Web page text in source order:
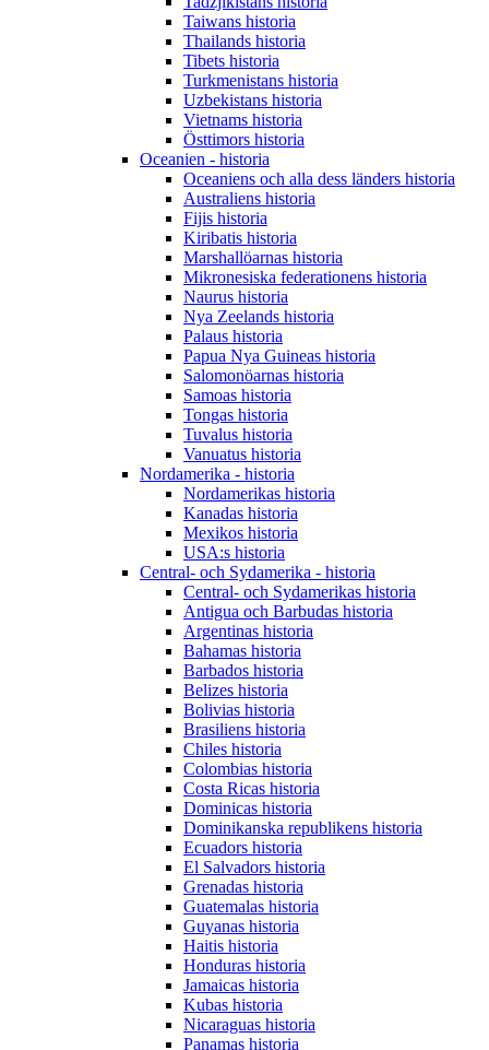
Taiwans historia
Thailands historia
Tibets historia
Turkmenistans historia
Uzbekistans historia
Vietnams historia
Östtimors historia
Oceanien - historia
Oceaniens och alla dess länders historia
Australiens historia
Fijis historia
Kiribatis historia
Marshallöarnas historia
Mikronesiska federationens historia
Naurus historia
Nya Zeelands historia
Palaus historia
Papua Nya Guineas historia
Salomonöarnas historia
Samoas historia
Tongas historia
Tuvalus historia
Vanuatus historia
Nordamerika - historia
Nordamerikas historia
Kanadas historia
Mexikos historia
USA:s historia
Central- och Sydamerika - historia
Central- och Sydamerikas historia
Antigua och Barbudas historia
Argentinas historia
Bahamas historia
Barbados historia
Belizes historia
Bolivias historia
Brasiliens historia
Chiles historia
Colombias historia
Costa Ricas historia
Dominicas historia
Dominikanska republikens historia
Ecuadors historia
El Salvadors historia
Grenadas historia
Guatemalas historia
Guyanas historia
Haitis historia
Honduras historia
Jamaicas historia
Kubas historia
Nicaraguas historia
Panamas historia